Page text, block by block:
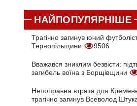
НАЙПОПУЛЯРНІШЕ
Трагічно загинув юний
Тернопільщини
9506
Вважався зниклим безвісти:
загибель воїна з Борщівщини
Непоправна втрата для
трагічно загинув Всеволод